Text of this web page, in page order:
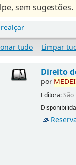
sem sugestões.
tudo
Limpar
Direito
por MEDE
Editora:São
Disponibilida